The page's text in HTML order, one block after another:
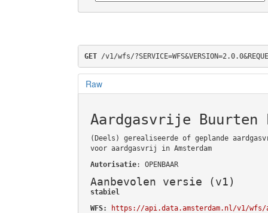
GET /v1/wfs/
Raw
Aardgasvrije
(Deels) gerealiseerde of geplande
voor aardgasvrij in Amsterdam
Autorisatie: OPENBAAR
Aanbevolen versie (v1)
stabiel
WFS:
https://api.data.amsterdam.nl/v1/wfs/